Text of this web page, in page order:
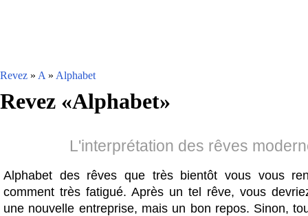
Revez » A » Alphabet
Revez «Alphabet»
L'interprétation des rêves
Alphabet des rêves que très bientôt vous vous
comment très fatigué. Après un tel rêve, vous
une nouvelle entreprise, mais un bon repos. Sinon,